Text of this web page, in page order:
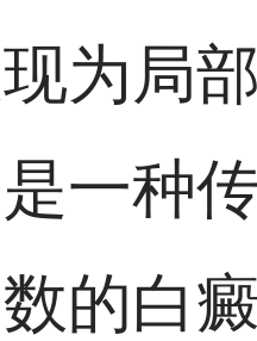
为局
一种
的白